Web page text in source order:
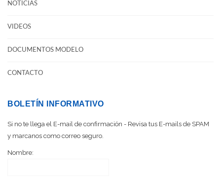
NOTICIAS
VIDEOS
DOCUMENTOS MODELO
CONTACTO
BOLETÍN INFORMATIVO
Si no te llega el E-mail de confirmación - Revisa tus E-mails de SPAM
y marcanos como correo seguro.
Nombre: